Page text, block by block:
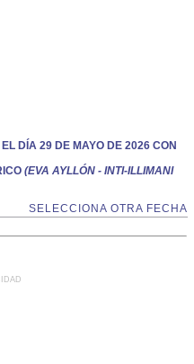
DÍA 29 DE MAYO DE 2026 CON
(EVA AYLLÓN - INTI-ILLIMANI
SELECCIONA OTRA FECHA